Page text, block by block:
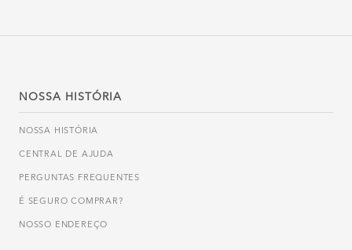
NOSSA HISTÓRIA
NOSSA HISTÓRIA
CENTRAL DE AJUDA
PERGUNTAS FREQUENTES
É SEGURO COMPRAR?
NOSSO ENDEREÇO